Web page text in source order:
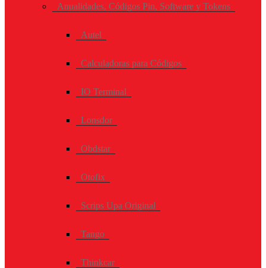
Anualidades, Códigos Pin, Software y Tokens
Autel
Calculadoras para Códigos
IO Terminal
Lonsdor
Obdstar
Otofix
Scrips Upa Original
Tango
Thinkcar